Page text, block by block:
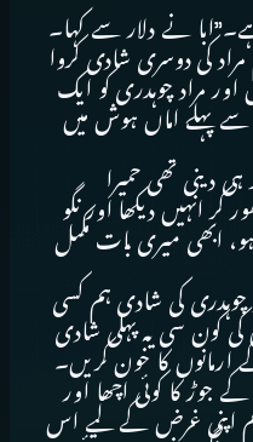
ہے۔”ابا نے دلار سے کہا۔
کی دوسری شادی کروا
مراد چوہدری کو ایک
پہلے اماں ہوش میں
دینی تھی حمیرا
انہیں دیکھا اور نگو
ابھی میری بات مکمل
چوہدری کی شادی ہم کسی
کی کون سی یہ پہلی شادی
ارمانوں کا خون کریں۔
جوڑ کا کوئی اچھا اور
ہم اپنی غرض کے لیے اس